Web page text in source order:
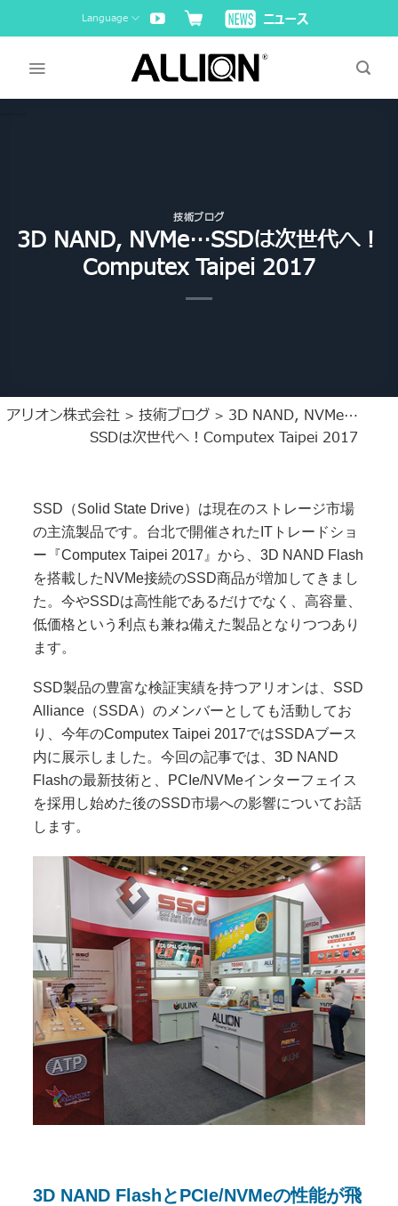
to
Language
技術ブログ
3D NAND, NVMe…SSDは次世代へ！
Computex Taipei 2017
アリオン株式会社 >技術ブログ > 3D NAND, NVMe…
SSDは次世代へ！Computex Taipei 2017
SSD（Solid State Drive）は現在のストレージ市場
の主流製品です。台北で開催されたITトレードショ
ー『Computex Taipei 2017』から、3D NAND Flash
を搭載したNVMe接続のSSD商品が増加してきまし
た。今やSSDは高性能であるだけでなく、高容量、
低価格という利点も兼ね備えた製品となりつつあり
ます。
SSD製品の豊富な検証実績を持つアリオンは、SSD
Alliance（SSDA）のメンバーとしても活動してお
り、今年のComputex Taipei 2017ではSSDAブース
内に展示しました。今回の記事では、3D NAND
Flashの最新技術と、PCIe/NVMeインターフェイス
を採用し始めた後のSSD市場への影響についてお話
します。
3D NAND FlashとPCIe/NVMeの性能が飛